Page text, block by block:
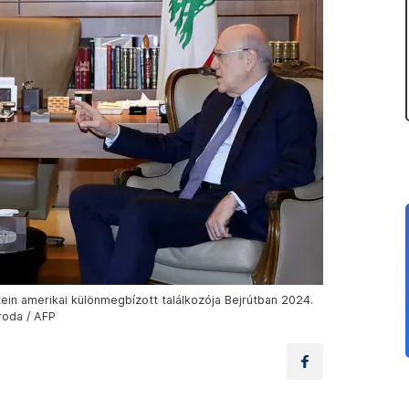
amerikai különmegbízott találkozója Bejrútban 2024.
/ AFP